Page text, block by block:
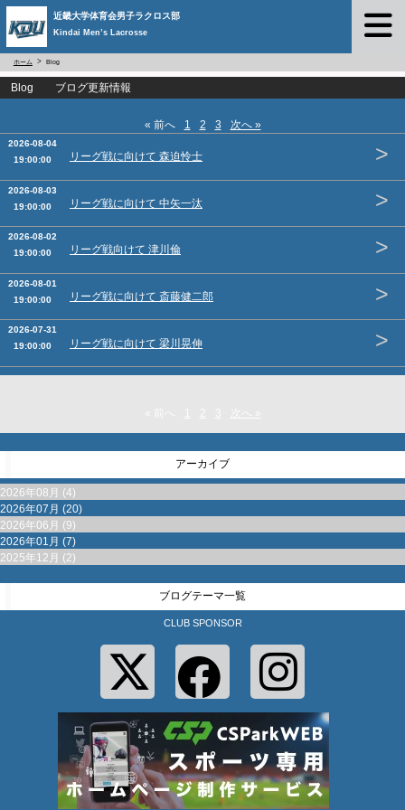
近畿大学体育会男子ラクロス部
Kindai Men’s Lacrosse
ホーム Blog
Blog ブログ更新情報
« 前へ 1 2 3 次へ »
2026-08-04
19:00:00
リーグ戦に向けて 森迫怜士 >
2026-08-03
19:00:00
リーグ戦に向けて 中矢一汰 >
2026-08-02
19:00:00
リーグ戦向けて 津川倫 >
2026-08-01
19:00:00
リーグ戦に向けて 斎藤健二郎 >
2026-07-31
19:00:00
リーグ戦に向けて 梁川晃伸 >
2 3
アーカイブ
2026年08月 (4)
2026年07月 (20)
2026年06月 (9)
2026年01月 (7)
2025年12月 (2)
ブログテーマ一覧
CLUB SPONSOR